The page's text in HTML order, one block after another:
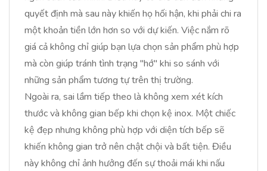
quyết định mà sau này khiến họ hối hận, khi phải chi ra
một khoản tiền lớn hơn so với dự kiến. Việc nắm rõ
giá cả không chỉ giúp bạn lựa chọn sản phẩm phù hợp
mà còn giúp tránh tình trạng "hớ" khi so sánh với
những sản phẩm tương tự trên thị trường.
Ngoài ra, sai lầm tiếp theo là không xem xét kích
thước và không gian bếp khi chọn kệ inox. Một chiếc
kệ đẹp nhưng không phù hợp với diện tích bếp sẽ
khiến không gian trở nên chật chội và bất tiện. Điều
này không chỉ ảnh hưởng đến sự thoải mái khi nấu